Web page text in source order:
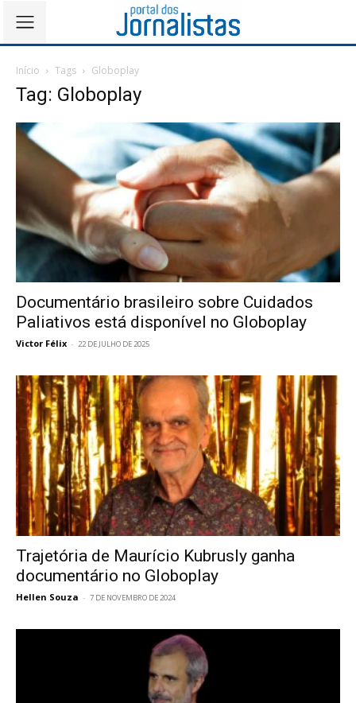
Início Tags Globoplay
Tag: Globoplay
Documentário brasileiro sobre Cuidados
Paliativos está disponível no Globoplay
Victor Félix - 22 DE JULHO DE 2025
Trajetória de Maurício Kubrusly ganha
documentário no Globoplay
Hellen Souza - 7 DE NOVEMBRO DE 2024